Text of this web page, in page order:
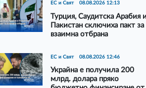
ЕС и Свят 08.08.2026 12:13
Турция, Саудитска Арабия
Пакистан сключиха пакт за
взаимна отбрана
ЕС и Свят 08.08.2026 12:46
Украйна е получила 200
млрд. долара пряко